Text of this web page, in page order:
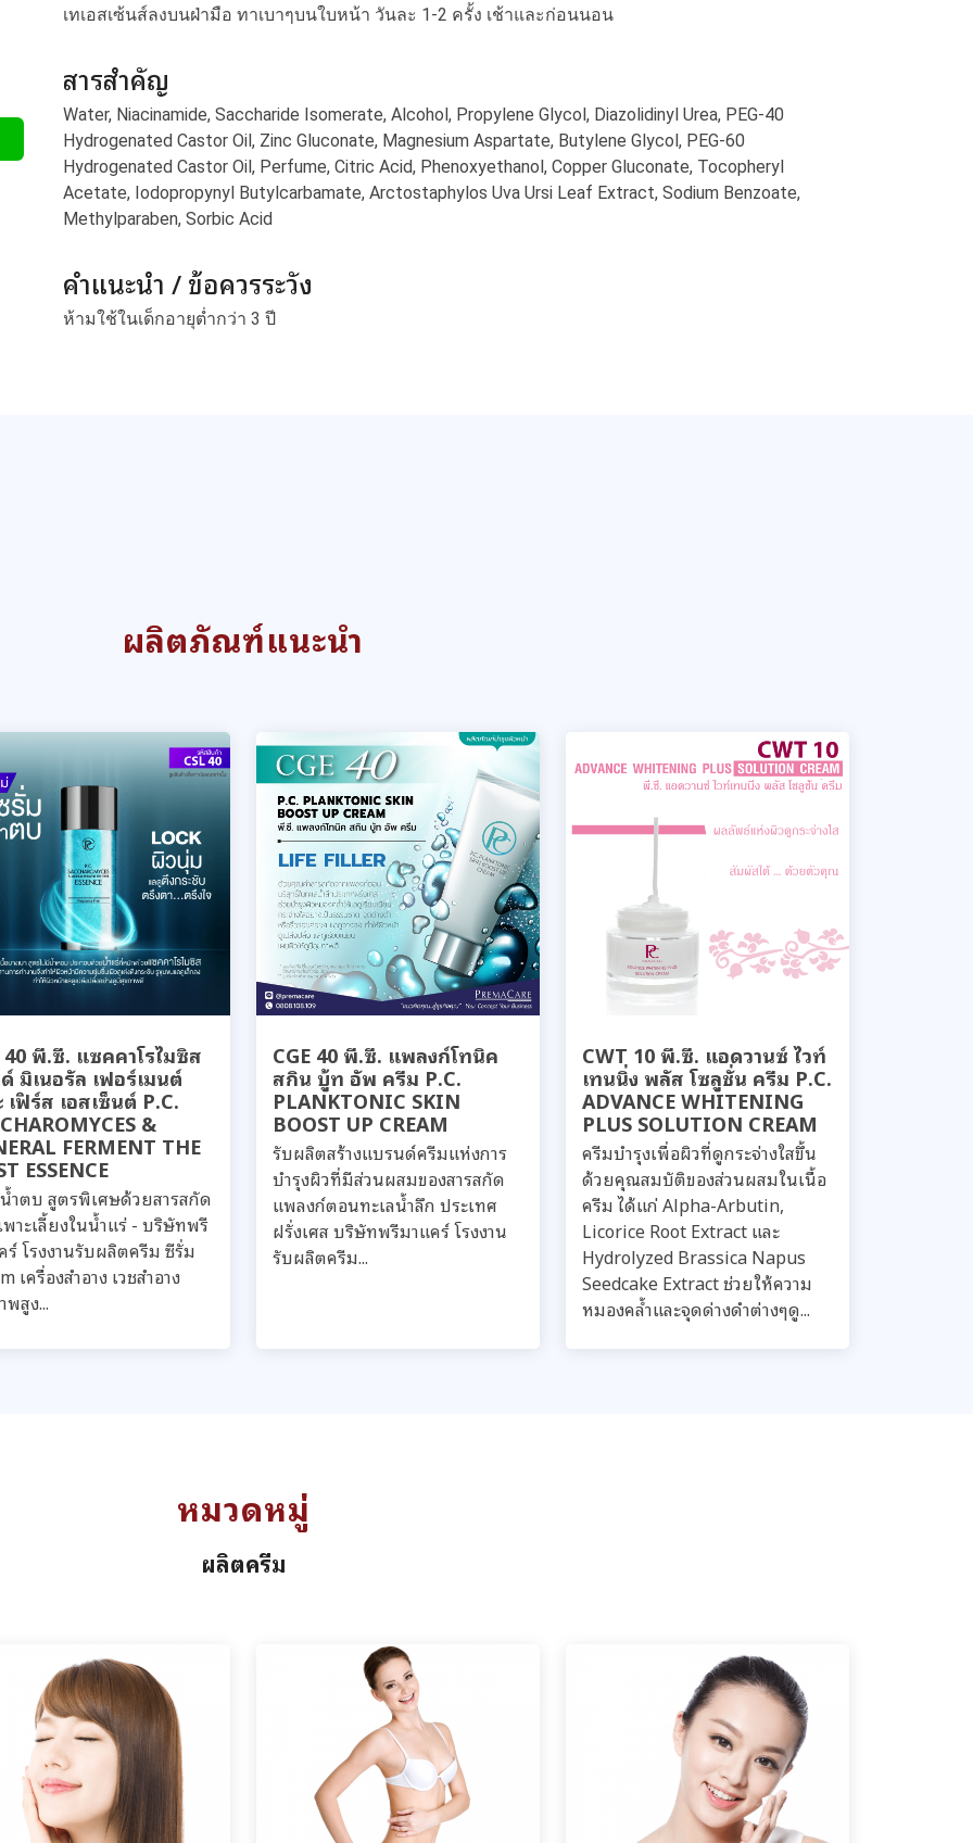
เทเอสเซ้นส์ลงบนฝ่ามือ ทาเบาๆบนใบหน้า วันละ 1-2 ครั้ง เช้าและก่อนนอน
สารสำคัญ
Water, Niacinamide, Saccharide Isomerate, Alcohol, Propylene Glycol, Diazolidinyl Urea, PEG-40
Hydrogenated Castor Oil, Zinc Gluconate, Magnesium Aspartate, Butylene Glycol, PEG-60
Hydrogenated Castor Oil, Perfume, Citric Acid, Phenoxyethanol, Copper Gluconate, Tocopheryl
Acetate, Iodopropynyl Butylcarbamate, Arctostaphylos Uva Ursi Leaf Extract, Sodium Benzoate,
Methylparaben, Sorbic Acid
คำแนะนำ / ข้อควรระวัง
ห้ามใช้ในเด็กอายุต่ำกว่า 3 ปี
ผลิตภัณฑ์แนะนำ
40 พี.ซี. แซคคาโรไมซิส
มิเนอรัล เฟอร์เมนต์
เฟิร์ส เอสเซ็นต์ P.C.
&
FERMENT THE
ESSENCE
ำตบ สูตรพิเศษด้วยสารสกัด
าะเลี้ยงในน้ำแร่ - บริษัทพรี
ร์ โรงงานรับผลิตครีม ซีรั่ม
เครื่องสำอาง เวชสำอาง
สูง...
CGE 40 พี.ซี. แพลงก์โทนิค
สกิน บู้ท อัพ ครีม P.C.
PLANKTONIC SKIN
BOOST UP CREAM
รับผลิตสร้างแบรนด์ครีมแห่งการ
บำรุงผิวที่มีส่วนผสมของสารสกัด
แพลงก์ตอนทะเลน้ำลึก ประเทศ
ฝรั่งเศส บริษัทพรีมาแคร์ โรงงาน
รับผลิตครีม...
CWT 10 พี.ซี. แอดวานซ์ ไวท์
เทนนิ่ง พลัส โซลูชั่น ครีม P.C.
ADVANCE WHITENING
PLUS SOLUTION CREAM
ครีมบำรุงเพื่อผิวที่ดูกระจ่างใสขึ้น
ด้วยคุณสมบัติของส่วนผสมในเนื้อ
ครีม ได้แก่ Alpha-Arbutin,
Licorice Root Extract และ
Hydrolyzed Brassica Napus
Seedcake Extract ช่วยให้ความ
หมองคล้ำและจุดด่างดำต่างๆดู...
หมวดหมู่
ผลิตครีม